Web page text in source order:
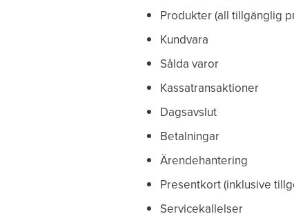
Produkter (all tillgänglig
Kundvara
Sålda varor
Kassatransaktioner
Dagsavslut
Betalningar
Ärendehantering
Presentkort (inklusive
Servicekallelser